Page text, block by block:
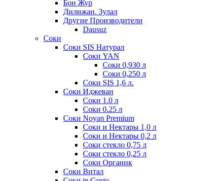
Бон Жур
Дилижан. Зулал
Другие Производители
Dausuz
Соки
Соки SIS Натурал
Соки YAN
Соки 0,930 л
Соки 0,250 л
Соки SIS 1,6 л.
Соки Иджеван
Соки 1.0 л
Соки 0.25 л
Соки Noyan Premium
Соки и Нектары 1,0 л
Соки и Нектары 0,2 л
Соки стекло 0,75 л
Соки стекло 0,25 л
Соки Органик
Соки Витал